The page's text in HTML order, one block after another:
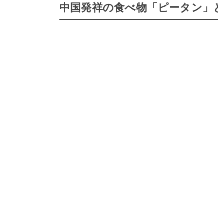
中国発祥の食べ物「ピータン」